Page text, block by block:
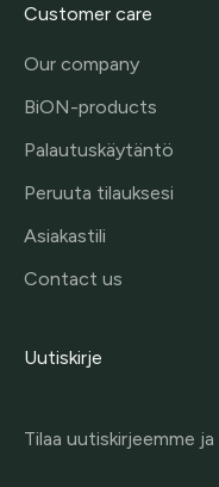
Customer care
Our company
BiON-products
Palautuskäytäntö
Peruuta tilauksesi
Asiakastili
Contact us
Uutiskirje
Tilaa uutiskirjeemme